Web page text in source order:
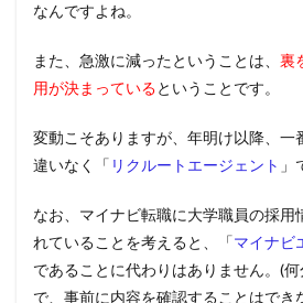
なんですよね。
また、急激に減ったということは、 裏
用が決まっているということです。
変動こそありますが、年明け以降、一
違いなく「 リクルートエージェント 」
なお、マイナビ転職に大学職員の採用
れていることを考えると、「マイナビ
であることに代わりはありません。(
で、事前に内容を確認することはでき